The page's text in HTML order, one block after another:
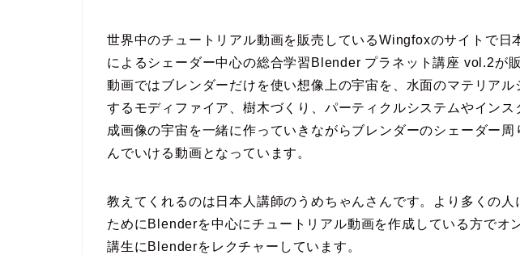
世界中のチュートリアル動画を販売しているWingfoxのサイトで日
によるシェーダー中心の総合学習Blender プラネット講座 vol.2が
動画ではブレンダーだけを使い想像上の宇宙を、水面のマテリアル
するモディファイア、樹木づくり、パーティクルシステムやイン
成画像の宇宙を一緒に作っていきながらブレンダーのシェーダー
んでいける動画となっています。
教えてくれるのは日本人講師のうめちゃんさんです。より多くの
ためにBlenderを中心にチュートリアル動画を作成している方でオ
講生にBlenderをレクチャーしています。